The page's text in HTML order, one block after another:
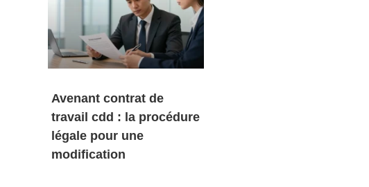
Avenant contrat de
travail cdd : la procédure
légale pour une
modification